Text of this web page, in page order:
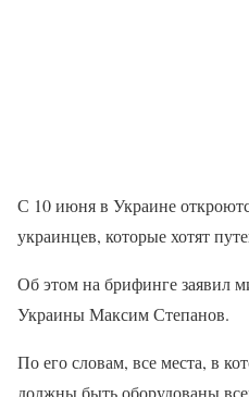
С 10 июня в Украине
украинцев, которые хотят
Об этом на брифинге заявил
Украины Максим Степанов.
По его словам, все места, в
должны быть оборудованы